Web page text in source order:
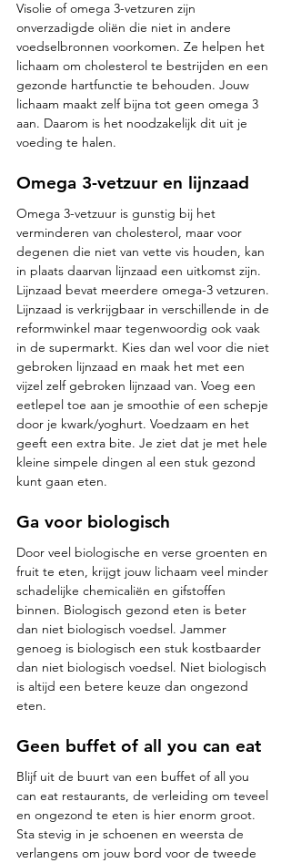
Visolie of omega 3-vetzuren zijn
onverzadigde oliën die niet in andere
voedselbronnen voorkomen. Ze helpen het
lichaam om cholesterol te bestrijden en een
gezonde hartfunctie te behouden. Jouw
lichaam maakt zelf bijna tot geen omega 3
aan. Daarom is het noodzakelijk dit uit je
voeding te halen.
Omega 3-vetzuur en lijnzaad
Omega 3-vetzuur is gunstig bij het
verminderen van cholesterol, maar voor
degenen die niet van vette vis houden, kan
in plaats daarvan lijnzaad een uitkomst zijn.
Lijnzaad bevat meerdere omega-3 vetzuren.
Lijnzaad is verkrijgbaar in verschillende in de
reformwinkel maar tegenwoordig ook vaak
in de supermarkt. Kies dan wel voor die niet
gebroken lijnzaad en maak het met een
vijzel zelf gebroken lijnzaad van. Voeg een
eetlepel toe aan je smoothie of een schepje
door je kwark/yoghurt. Voedzaam en het
geeft een extra bite. Je ziet dat je met hele
kleine simpele dingen al een stuk gezond
kunt gaan eten.
Ga voor biologisch
Door veel biologische en verse groenten en
fruit te eten, krijgt jouw lichaam veel minder
schadelijke chemicaliën en gifstoffen
binnen. Biologisch gezond eten is beter
dan niet biologisch voedsel. Jammer
genoeg is biologisch een stuk kostbaarder
dan niet biologisch voedsel. Niet biologisch
is altijd een betere keuze dan ongezond
eten.
Geen buffet of all you can eat
Blijf uit de buurt van een buffet of all you
can eat restaurants, de verleiding om teveel
en ongezond te eten is hier enorm groot.
Sta stevig in je schoenen en weersta de
verlangens om jouw bord voor de tweede